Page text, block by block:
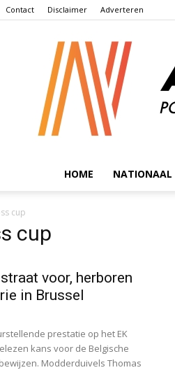
Contact Disclaimer Adverteren
HOME NATIONAAL
cup
cup
voor, herboren
in Brussel
prestatie op het EK
kans voor de Belgische
Modderduivels Thomas